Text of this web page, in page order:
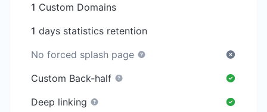
1 Custom Domains
1 days statistics retention
No forced splash page
Custom Back-half
Deep linking